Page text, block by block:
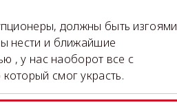
должны быть изгоями
нести и ближайшие
, у нас наоборот все с
смог украсть.